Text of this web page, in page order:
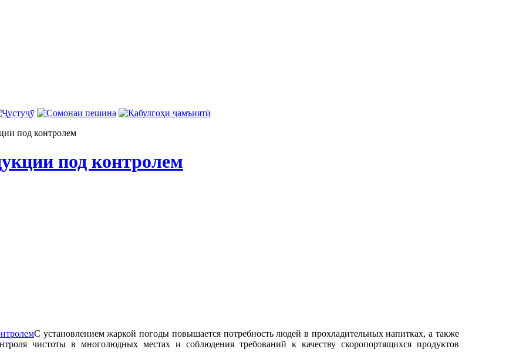
под контролем
под контролем
С установлением жаркой погоды повышается потребность людей в прохладительных напитках, а также
чистоты в многолюдных местах и соблюдения требований к качеству скоропортящихся продуктов